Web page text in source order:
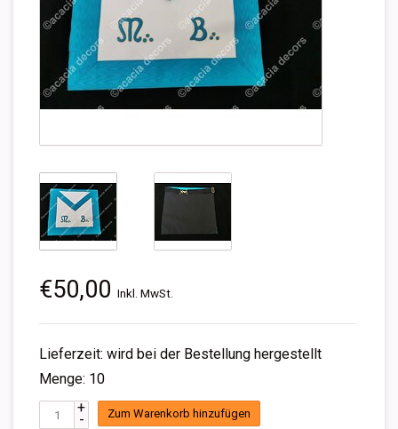
€50,00 Inkl. MwSt.
Lieferzeit: wird bei der Bestellung hergestellt
Menge: 10
+
- Zum Warenkorb hinzufügen